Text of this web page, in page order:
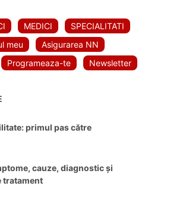
MEDICI
SPECIALITATI
meu
Asigurarea NN
Programeaza-te Newsletter
primul pas către
cauze, diagnostic și
tratament